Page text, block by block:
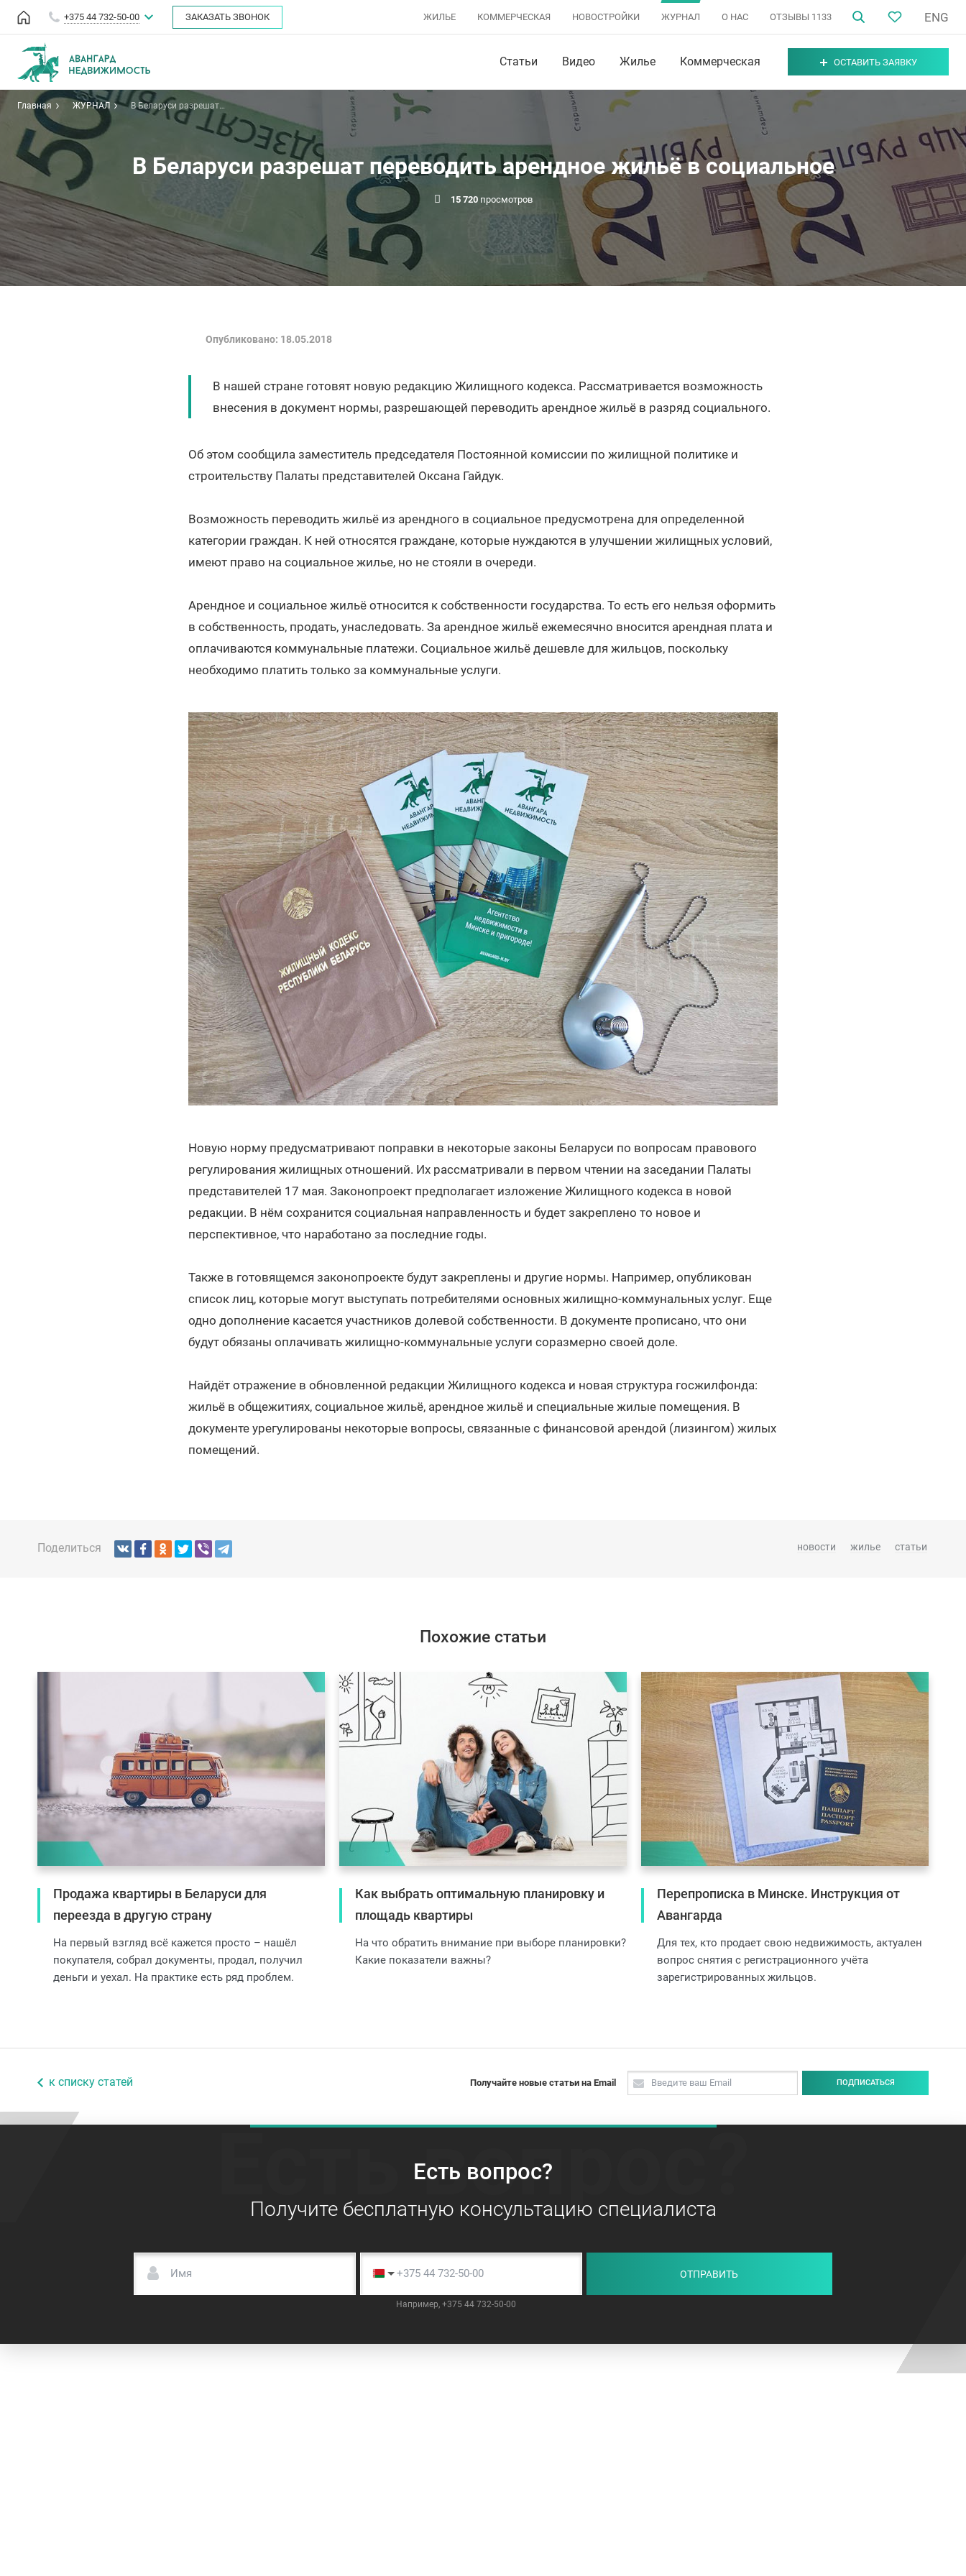
+375 44 732-50-00 ЗАКАЗАТЬ ЗВОНОК ЖИЛЬЕ КОММЕРЧЕСКАЯ НОВОСТРОЙКИ ЖУРНАЛ О НАС ОТЗЫВЫ 1133 ENG
Статьи Видео Жилье Коммерческая ОСТАВИТЬ ЗАЯВКУ
Главная ЖУРНАЛ
В Беларуси разрешат
переводить арендное жильё в
социальное
В Беларуси разрешат переводить арендное жильё в социальное
15 720просмотров
Опубликовано: 18.05.2018
В нашей стране готовят новую редакцию Жилищного кодекса. Рассматривается возможность
внесения в документ нормы, разрешающей переводить арендное жильё в разряд социального.
Об этом сообщила заместитель председателя Постоянной комиссии по жилищной политике и
строительству Палаты представителей Оксана Гайдук.
Возможность переводить жильё из арендного в социальное предусмотрена для определенной
категории граждан. К ней относятся граждане, которые нуждаются в улучшении жилищных условий,
имеют право на социальное жилье, но не стояли в очереди.
Арендное и социальное жильё относится к собственности государства. То есть его нельзя оформить
в собственность, продать, унаследовать. За арендное жильё ежемесячно вносится арендная плата и
оплачиваются коммунальные платежи. Социальное жильё дешевле для жильцов, поскольку
необходимо платить только за коммунальные услуги.
Новую норму предусматривают поправки в некоторые законы Беларуси по вопросам правового
регулирования жилищных отношений. Их рассматривали в первом чтении на заседании Палаты
представителей 17 мая. Законопроект предполагает изложение Жилищного кодекса в новой
редакции. В нём сохранится социальная направленность и будет закреплено то новое и
перспективное, что наработано за последние годы.
Также в готовящемся законопроекте будут закреплены и другие нормы. Например, опубликован
список лиц, которые могут выступать потребителями основных жилищно-коммунальных услуг. Еще
одно дополнение касается участников долевой собственности. В документе прописано, что они
будут обязаны оплачивать жилищно-коммунальные услуги соразмерно своей доле.
Найдёт отражение в обновленной редакции Жилищного кодекса и новая структура госжилфонда:
жильё в общежитиях, социальное жильё, арендное жильё и специальные жилые помещения. В
документе урегулированы некоторые вопросы, связанные с финансовой арендой (лизингом) жилых
помещений.
Поделиться новости жилье статьи
Похожие статьи
Продажа квартиры в Беларуси для
переезда в другую страну
На первый взгляд всё кажется просто – нашёл
покупателя, собрал документы, продал, получил
деньги и уехал. На практике есть ряд проблем.
Как выбрать оптимальную планировку и
площадь квартиры
На что обратить внимание при выборе планировки?
Какие показатели важны?
Перепрописка в Минске. Инструкция от
Авангарда
Для тех, кто продает свою недвижимость, актуален
вопрос снятия с регистрационного учёта
зарегистрированных жильцов.
к списку статей Получайте новые статьи на Email ПОДПИСАТЬСЯ
Есть вопрос?
Есть вопрос?
Получите бесплатную консультацию специалиста
Например, +375 44 732-50-00
ОТПРАВИТЬ